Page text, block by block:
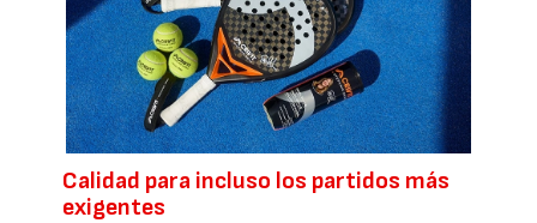
Calidad para incluso los partidos más
exigentes